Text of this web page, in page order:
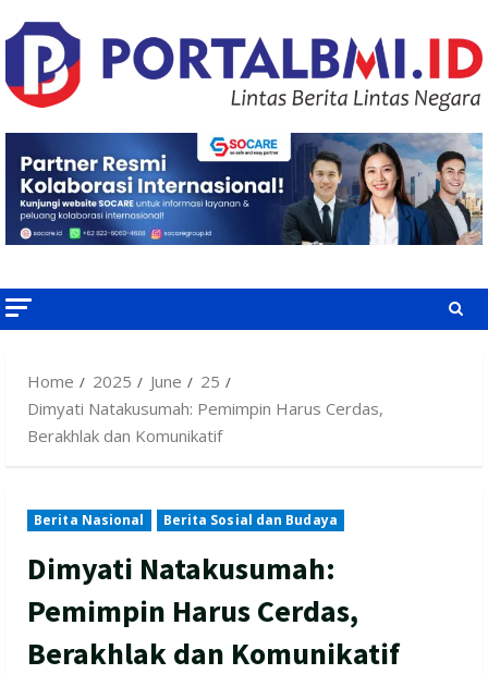
to
content
Home 2025 June
25
Dimyati Natakusumah: Pemimpin Harus Cerdas,
Berakhlak dan Komunikatif
Berita Nasional Berita Sosial dan Budaya
Dimyati Natakusumah:
Pemimpin Harus Cerdas,
Berakhlak dan Komunikatif